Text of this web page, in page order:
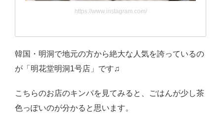
https://www.instagram.com/
韓国・明洞で地元の方から絶大な人気を誇っているの
が「明花堂明洞1号店」です♫
こちらのお店のキンパを見てみると、ごはんが少し茶
色っぽいのが分かると思います。